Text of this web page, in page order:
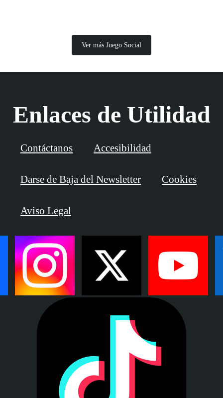
Ver más Juego Social
Enlaces de Utilidad
Contáctanos Accesibilidad
Darse de Baja del Newsletter Cookies
Aviso Legal